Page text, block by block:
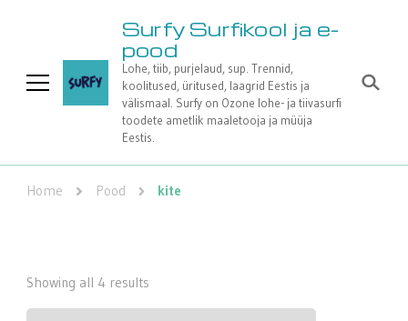
Surfy Surfikool ja e-
pood
Lohe, tiib, purjelaud, sup. Trennid,
koolitused, üritused, laagrid Eestis ja
välismaal. Surfy on Ozone lohe- ja tiivasurfi
toodete ametlik maaletooja ja müüja
Eestis.
Home Pood kite
Showing all 4 results